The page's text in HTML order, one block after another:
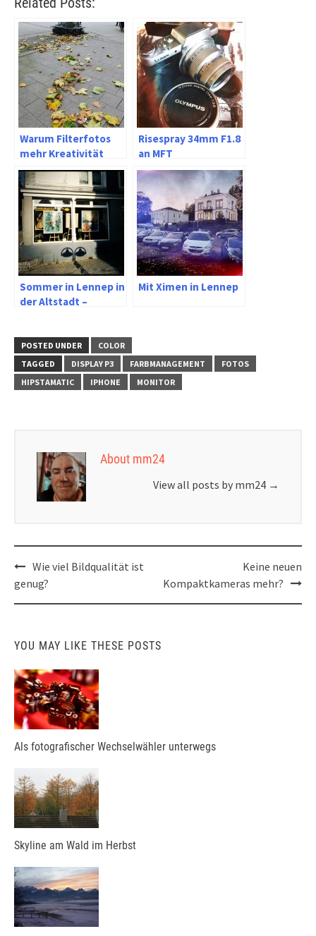
Warum Filterfotos
mehr Kreativität
bieten können
Risespray 34mm F1.8
an MFT
Sommer in Lennep in
der Altstadt –
Iphone 6s
Mit Ximen in Lennep
POSTED UNDER
COLOR
TAGGED
DISPLAY P3 FARBMANAGEMENT
FOTOS
HIPSTAMATIC
IPHONE MONITOR
About mm24
View all posts by mm24 →
Post
navigation
Wie viel Bildqualität ist
genug?
Keine neuen
Kompaktkameras mehr?
YOU MAY LIKE THESE POSTS
Als fotografischer Wechselwähler unterwegs
Skyline am Wald im Herbst